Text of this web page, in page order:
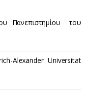
Πανεπιστημίου του
Alexander Universitat